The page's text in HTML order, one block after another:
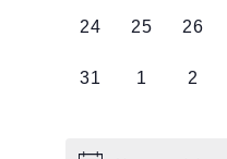
0
24
0
25
0
26
0
31
0
1
0
2